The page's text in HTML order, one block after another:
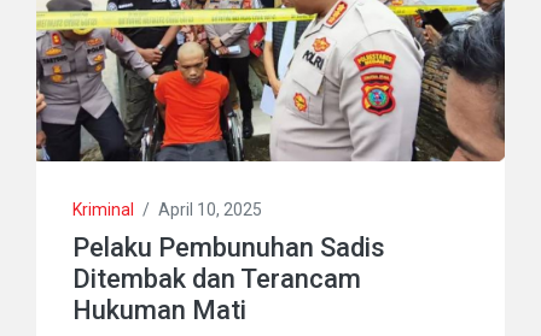
Kriminal / April 10, 2025
Pelaku Pembunuhan Sadis
Ditembak dan Terancam
Hukuman Mati